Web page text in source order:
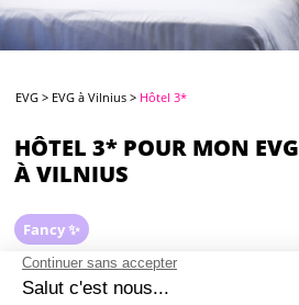
EVG > EVG à Vilnius > Hôtel 3*
HÔTEL 3* POUR MON EVG
À VILNIUS
Fancy ✨